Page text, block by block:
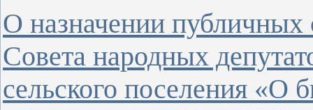
О назначении
Совета народных
сельского поселения «О